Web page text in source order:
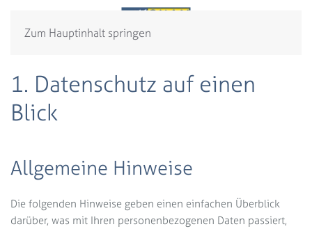
Zum Hauptinhalt springen
1. Datenschutz auf einen
Blick
Allgemeine Hinweise
Die folgenden Hinweise geben einen einfachen Überblick
darüber, was mit Ihren personenbezogenen Daten passiert,